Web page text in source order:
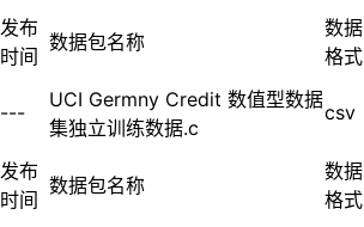
发布
时间
数据包名称
数据
格式
---
UCI Germny Credit 数值型数据
集独立训练数据.c
csv
发布
时间
数据包名称
数据
格式